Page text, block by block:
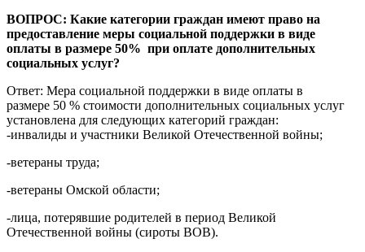
ВОПРОС: Какие категории граждан имеют право на
предоставление меры социальной поддержки в виде
оплаты в размере 50% при оплате дополнительных
социальных услуг?
Ответ: Мера социальной поддержки в виде оплаты в
размере 50 % стоимости дополнительных социальных услуг
установлена для следующих категорий граждан:
-инвалиды и участники Великой Отечественной войны;
-ветераны труда;
-ветераны Омской области;
-лица, потерявшие родителей в период Великой
Отечественной войны (сироты ВОВ).